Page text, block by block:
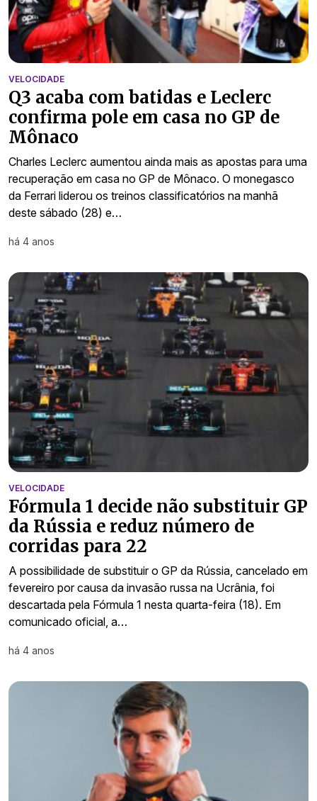
VELOCIDADE
Q3 acaba com batidas e Leclerc
confirma pole em casa no GP de
Mônaco
Charles Leclerc aumentou ainda mais as apostas para uma
recuperação em casa no GP de Mônaco. O monegasco
da Ferrari liderou os treinos classificatórios na manhã
deste sábado (28) e…
há 4 anos
VELOCIDADE
Fórmula 1 decide não substituir GP
da Rússia e reduz número de
corridas para 22
A possibilidade de substituir o GP da Rússia, cancelado em
fevereiro por causa da invasão russa na Ucrânia, foi
descartada pela Fórmula 1 nesta quarta-feira (18). Em
comunicado oficial, a…
há 4 anos